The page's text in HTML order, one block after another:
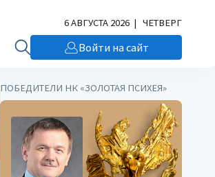
6 АВГУСТА 2026 | ЧЕТВЕРГ
Войти на сайт
ПОБЕДИТЕЛИ НК «ЗОЛОТАЯ ПСИХЕЯ»